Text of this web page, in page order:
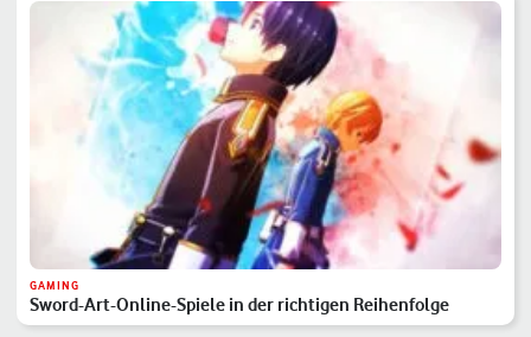
GAMING
Sword-Art-Online-Spiele in der richtigen Reihenfolge